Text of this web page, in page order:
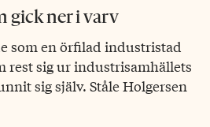
gick ner i varv
som en örfilad industristad
rest sig ur industrisamhällets
sig själv. Ståle Holgersen